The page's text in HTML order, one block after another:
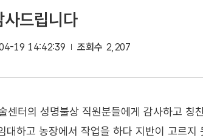
드립니다
19 14:42:39 조회수 2,207
센터의 성명불상 직원분들에게 감사하고 칭
대하고 농장에서 작업을 하다 지반이 고르